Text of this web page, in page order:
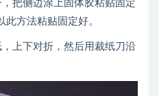
侧边涂上固体胶粘贴固定
方法粘贴固定好。
下对折，然后用裁纸刀沿